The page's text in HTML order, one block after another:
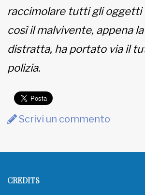
raccimolare tutti gli oggetti
così il malvivente, appena
distratta, ha portato via il
polizia.
Scrivi un commento
CREDITS